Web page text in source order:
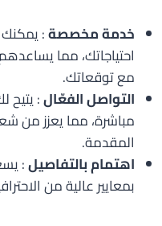
خدمة مخصصة:
احتياجاتك، مما
مع توقعاتك.
التواصل الفعّال: يتيح
مباشرة، مما يعزز من
المقدمة.
اهتمام بالتفاصيل:
بمعايير عالية من